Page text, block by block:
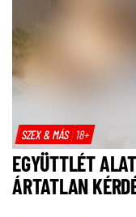
SZEX & MÁS 18+
EGYÜTTLÉT
ÁRTATLAN